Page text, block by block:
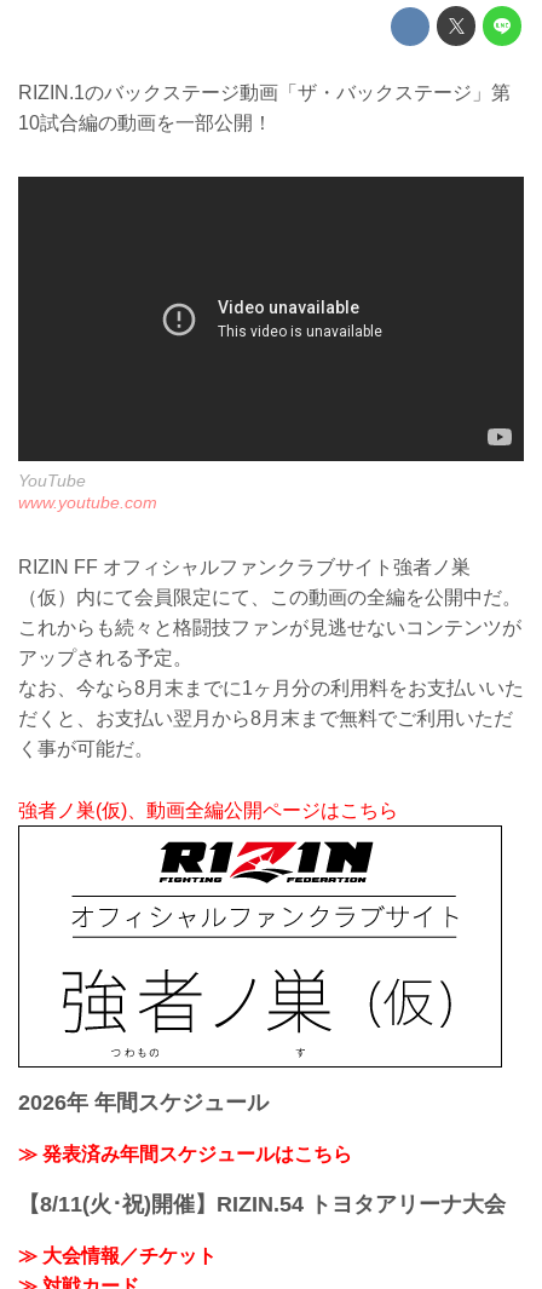
RIZIN.1のバックステージ動画「ザ・バックステージ」第
10試合編の動画を一部公開！
YouTube
www.youtube.com
RIZIN FF オフィシャルファンクラブサイト強者ノ巣
（仮）内にて会員限定にて、この動画の全編を公開中だ。
これからも続々と格闘技ファンが見逃せないコンテンツが
アップされる予定。
なお、今なら8月末までに1ヶ月分の利用料をお支払いいた
だくと、お支払い翌月から8月末まで無料でご利用いただ
く事が可能だ。
強者ノ巣(仮)、動画全編公開ページはこちら
2026年 年間スケジュール
≫ 発表済み年間スケジュールはこちら
【8/11(火･祝)開催】RIZIN.54 トヨタアリーナ大会
≫ 大会情報／チケット